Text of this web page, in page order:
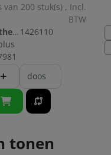
van 200 stuk(s) , Incl.
BTW
dimerce.plugin.theme.productnr: 1426110
+ doos
tonen